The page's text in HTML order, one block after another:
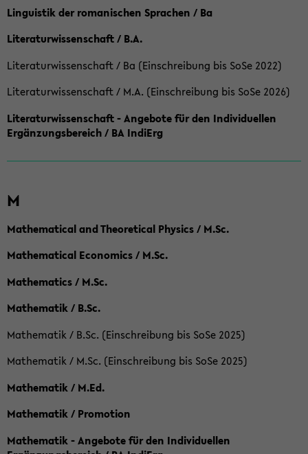
Linguistik der romanischen Sprachen / Ba
Literaturwissenschaft / B.A.
Literaturwissenschaft / Ba (Einschreibung bis SoSe 2022)
Literaturwissenschaft / M.A. (Einschreibung bis SoSe 2026)
Literaturwissenschaft - Angebote für den Individuellen
Ergänzungsbereich / BA IndiErg
M
Mathematical and Theoretical Physics / M.Sc.
Mathematical Economics / M.Sc.
Mathematics / M.Sc.
Mathematik / B.Sc.
Mathematik / B.Sc. (Einschreibung bis SoSe 2025)
Mathematik / M.Sc. (Einschreibung bis SoSe 2025)
Mathematik / M.Ed.
Mathematik / Promotion
Mathematik - Angebote für den Individuellen